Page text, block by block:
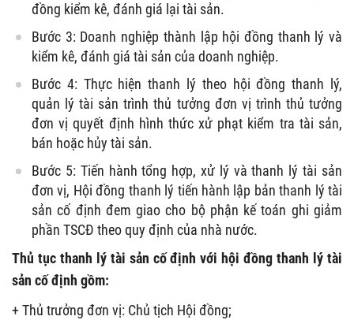
đồng kiểm kê, đánh giá lại tài sản.
Bước 3: Doanh nghiệp thành lập hội đồng thanh lý và
kiểm kê, đánh giá tài sản của doanh nghiệp.
Bước 4: Thực hiện thanh lý theo hội đồng thanh lý,
quản lý tài sản trình thủ tưởng đơn vị trình thủ tưởng
đơn vị quyết định hình thức xử phạt kiểm tra tài sản,
bán hoặc hủy tài sản.
Bước 5: Tiến hành tổng hợp, xử lý và thanh lý tài sản
đơn vị, Hội đồng thanh lý tiến hành lập bản thanh lý tài
sản cố định đem giao cho bộ phận kế toán ghi giảm
phần TSCĐ theo quy định của nhà nước.
Thủ tục thanh lý tài sản cố định với hội đồng thanh lý tài
sản cố định gồm:
+ Thủ trưởng đơn vị: Chủ tịch Hội đồng;